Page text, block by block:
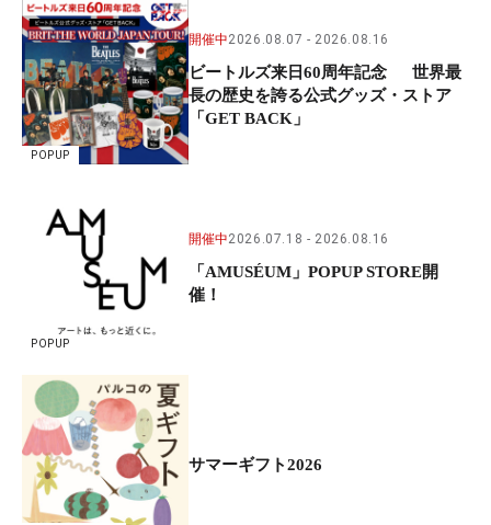
POPUP
開催中2026.08.07 2026.08.16
ビートルズ来日60周年記念 世界最
長の歴史を誇る公式グッズ・ストア
「GET BACK」
POPUP
開催中2026.07.18 2026.08.16
「AMUSÉUM」POPUP STORE開
催！
サマーギフト2026